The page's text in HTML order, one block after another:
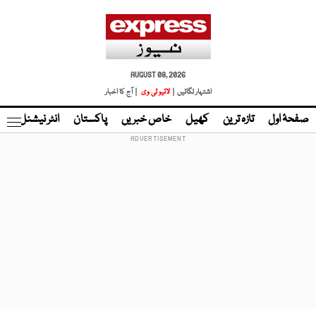
AUGUST 08, 2026
اشتہار لگائیں |
لائیو ٹی وی | آج کا اخبار
صفحۂ اول تازہ ترین کھیل خاص خبریں پاکستان انٹر نیشنل